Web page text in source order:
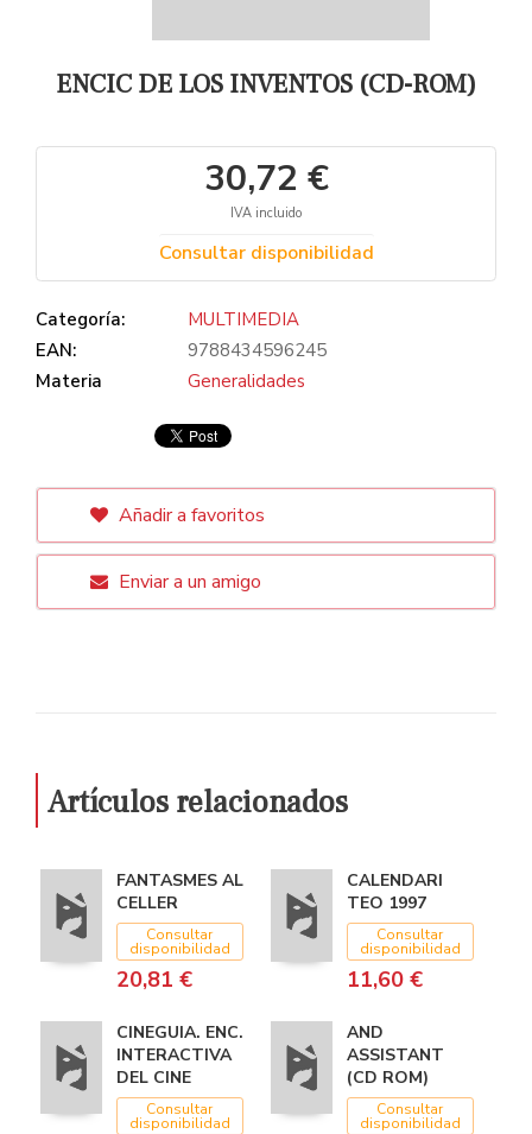
ENCIC DE LOS INVENTOS (CD-ROM)
30,72 €
IVA incluido
Consultar disponibilidad
Categoría:
MULTIMEDIA
EAN:
9788434596245
Materia
Generalidades
Añadir a favoritos
Enviar a un amigo
Artículos relacionados
FANTASMES AL
CELLER
Consultar
disponibilidad
20,81 €
CALENDARI
TEO 1997
Consultar
disponibilidad
11,60 €
CINEGUIA. ENC.
INTERACTIVA
DEL CINE
Consultar
disponibilidad
AND
ASSISTANT
(CD ROM)
Consultar
disponibilidad